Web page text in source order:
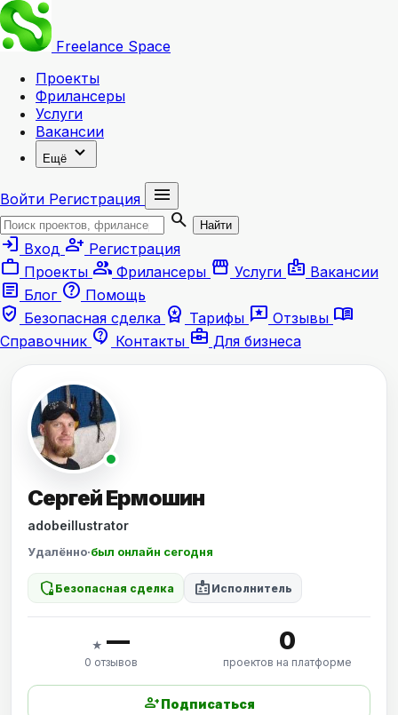
Freelance Space
Проекты
Фрилансеры
Услуги
Вакансии
Ещё expand_more
Войти Регистрация
menu
search
Найти
login Вход person_add Регистрация
work Проекты group Фрилансеры storefront Услуги badge Вакансии
article Блог help Помощь
verified_user Безопасная сделка workspace_premium Тарифы reviews Отзывы menu_book
Справочник contact_support Контакты business_center Для бизнеса
Сергей Ермошин
adobeillustrator
Удалённо·был онлайн сегодня
shield_locked Безопасная сделка badge Исполнитель
★ —
0 отзывов
0
проектов на платформе
person_addПодписаться